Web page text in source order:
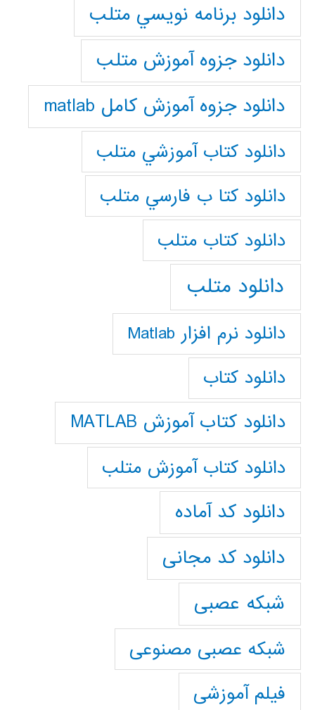
دانلود برنامه نويسي متلب
دانلود جزوه آموزش متلب
دانلود جزوه آموزش کامل matlab
دانلود كتاب آموزشي متلب
دانلود كتا ب فارسي متلب
دانلود كتاب متلب
دانلود متلب
دانلود نرم افزار Matlab
دانلود کتاب
دانلود کتاب آموزش MATLAB
دانلود کتاب آموزش متلب
دانلود کد آماده
دانلود کد مجانی
شبکه عصبی
شبکه عصبی مصنوعی
فیلم آموزشی